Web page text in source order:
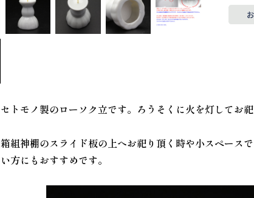
セトモノ製のローソク立です。ろうそくに火を灯してお
箱組神棚のスライド板の上へお祀り頂く時や小スペース
い方にもおすすめです。